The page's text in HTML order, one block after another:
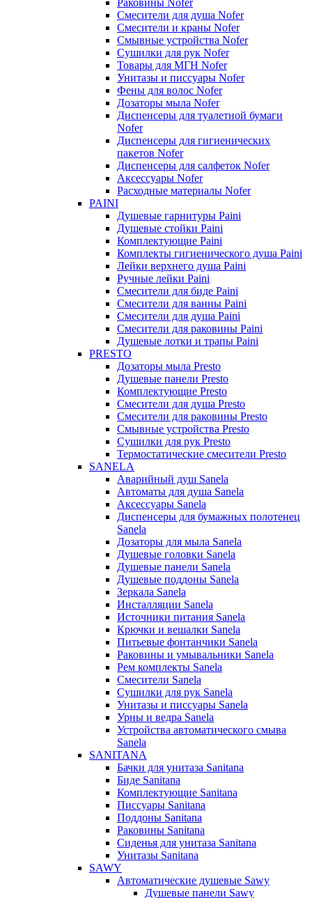
Раковины Nofer
Смесители для душа Nofer
Смесители и краны Nofer
Смывные устройства Nofer
Сушилки для рук Nofer
Товары для МГН Nofer
Унитазы и писсуары Nofer
Фены для волос Nofer
Дозаторы мыла Nofer
Диспенсеры для туалетной бумаги
Nofer
Диспенсеры для гигиенических
пакетов Nofer
Диспенсеры для салфеток Nofer
Аксессуары Nofer
Расходные материалы Nofer
PAINI
Душевые гарнитуры Paini
Душевые стойки Paini
Комплектующие Paini
Комплекты гигиенического душа Paini
Лейки верхнего душа Paini
Ручные лейки Paini
Смесители для биде Paini
Смесители для ванны Paini
Смесители для душа Paini
Смесители для раковины Paini
Душевые лотки и трапы Paini
PRESTO
Дозаторы мыла Presto
Душевые панели Presto
Комплектующие Presto
Смесители для душа Presto
Смесители для раковины Presto
Смывные устройства Presto
Сушилки для рук Presto
Термостатические смесители Presto
SANELA
Аварийный душ Sanela
Автоматы для душа Sanela
Аксессуары Sanela
Диспенсеры для бумажных полотенец
Sanela
Дозаторы для мыла Sanela
Душевые головки Sanela
Душевые панели Sanela
Душевые поддоны Sanela
Зеркала Sanela
Инсталляции Sanela
Источники питания Sanela
Крючки и вешалки Sanela
Питьевые фонтанчики Sanela
Раковины и умывальники Sanela
Рем комплекты Sanela
Смесители Sanela
Сушилки для рук Sanela
Унитазы и писсуары Sanela
Урны и ведра Sanela
Устройства автоматического смыва
Sanela
SANITANA
Бачки для унитаза Sanitana
Биде Sanitana
Комплектующие Sanitana
Писсуары Sanitana
Поддоны Sanitana
Раковины Sanitana
Сиденья для унитаза Sanitana
Унитазы Sanitana
SAWY
Автоматические душевые Sawy
Душевые панели Sawy